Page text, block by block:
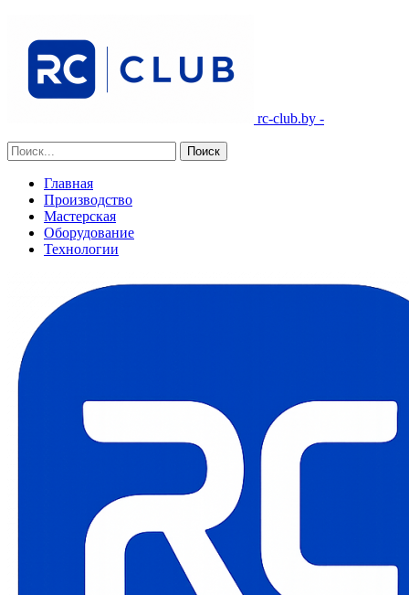
rc-club.by -
Главная
Производство
Мастерская
Оборудование
Технологии